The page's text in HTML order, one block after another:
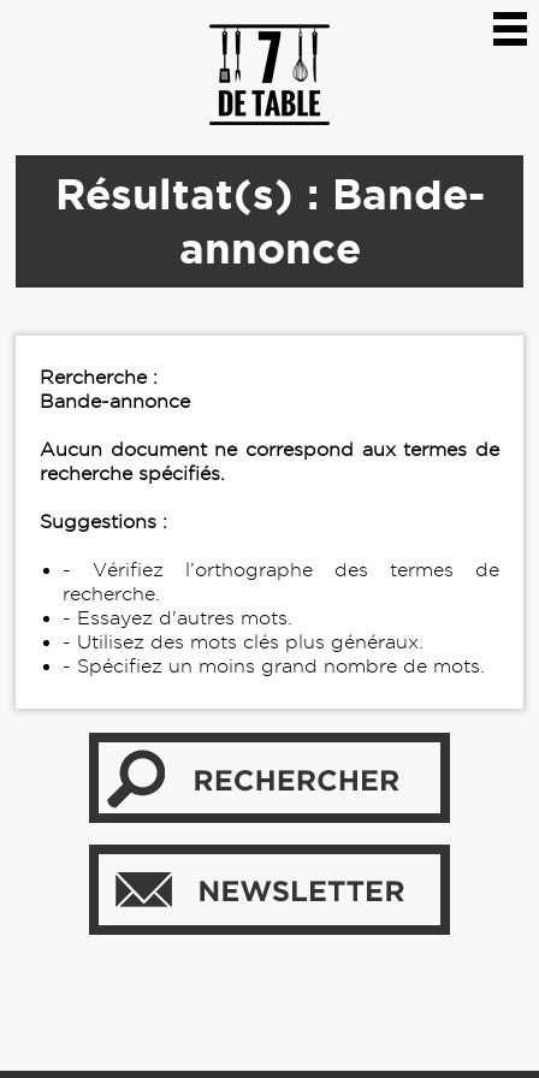
Résultat(s) : Bande-
annonce
Rercherche :
Bande-annonce
Aucun document ne correspond aux termes de
recherche spécifiés.
Suggestions :
- Vérifiez l’orthographe des termes de
recherche.
- Essayez d'autres mots.
- Utilisez des mots clés plus généraux.
- Spécifiez un moins grand nombre de mots.